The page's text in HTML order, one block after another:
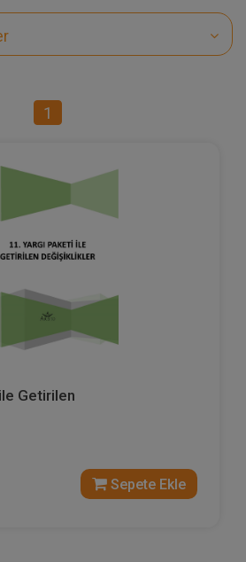
1
Getirilen
Sepete Ekle